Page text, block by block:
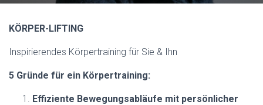
KÖRPER-LIFTING
Inspirierendes Körpertraining für Sie & Ihn
5 Gründe für ein Körpertraining:
Effiziente Bewegungsabläufe mit persönlicher